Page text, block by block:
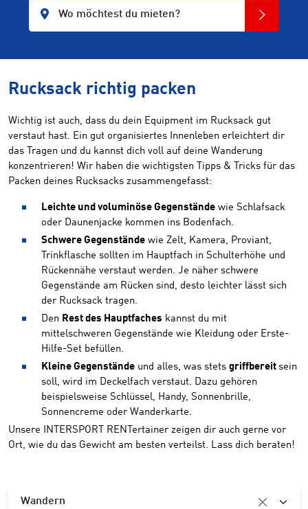
Wo möchtest du mieten?
Rucksack richtig packen
Wichtig ist auch, dass du dein Equipment im Rucksack gut
verstaut hast. Ein gut organisiertes Innenleben erleichtert dir
das Tragen und du kannst dich voll auf deine Wanderung
konzentrieren! Wir haben die wichtigsten Tipps & Tricks für das
Packen deines Rucksacks zusammengefasst:
Leichte und voluminöse Gegenstände wie Schlafsack
oder Daunenjacke kommen ins Bodenfach.
Schwere Gegenstände wie Zelt, Kamera, Proviant,
Trinkflasche sollten im Hauptfach in Schulterhöhe und
Rückennähe verstaut werden. Je näher schwere
Gegenstände am Rücken sind, desto leichter lässt sich
der Rucksack tragen.
Den Rest des Hauptfaches kannst du mit
mittelschweren Gegenstände wie Kleidung oder Erste-
Hilfe-Set befüllen.
Kleine Gegenstände und alles, was stets griffbereit sein
soll, wird im Deckelfach verstaut. Dazu gehören
beispielsweise Schlüssel, Handy, Sonnenbrille,
Sonnencreme oder Wanderkarte.
Unsere INTERSPORT RENTertainer zeigen dir auch gerne vor
Ort, wie du das Gewicht am besten verteilst. Lass dich beraten!
Wandern